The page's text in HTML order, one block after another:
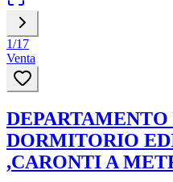
1/17
Venta
DEPARTAMENTO
DORMITORIO
,CARONTI A